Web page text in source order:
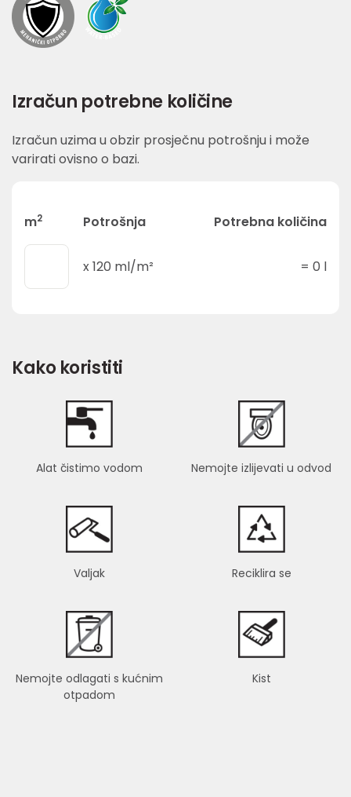
Izračun potrebne količine
Izračun uzima u obzir prosječnu potrošnju i može
varirati ovisno o bazi.
m2 Potrošnja Potrebna količina
x120 ml/m² = 0 l
Kako koristiti
Alat čistimo vodom Nemojte izlijevati u odvod
Valjak Reciklira se
Nemojte odlagati s kućnim
otpadom
Kist